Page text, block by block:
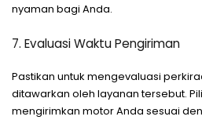
nyaman bagi Anda.
7. Evaluasi Waktu Pengiriman
Pastikan untuk mengevaluasi
ditawarkan oleh layanan tersebut.
mengirimkan motor Anda sesuai